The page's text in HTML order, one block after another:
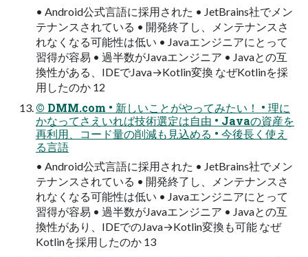
• Android公式言語に採用された • JetBrains社でメン
テナンスされている • 開発終了し、メンテナンスさ
れなくなる可能性は低い • Javaエンジニアにとって
習得が容易 • 過半数がJavaエンジニア • Javaとの互
換性がある、IDEでJava→Kotlin変換 なぜKotlinを採
用したのか 12
© DMM.com • 新しいことがやってみたい！ • 理に
かなってさえいれば技術選定は自由 • Javaの資産を
再利用、コード量の削減も見込める • 今後長く使え
る言語
• Android公式言語に採用された • JetBrains社でメン
テナンスされている • 開発終了し、メンテナンスさ
れなくなる可能性は低い • Javaエンジニアにとって
習得が容易 • 過半数がJavaエンジニア • Javaとの互
換性があり、IDEでのJava→Kotlin変換も可能 なぜ
Kotlinを採用したのか 13